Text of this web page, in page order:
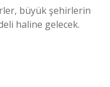
büyük şehirlerin
haline gelecek.